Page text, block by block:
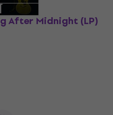
After Midnight (LP)